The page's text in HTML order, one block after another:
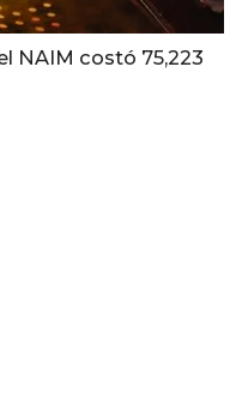
NAIM costó 75,223